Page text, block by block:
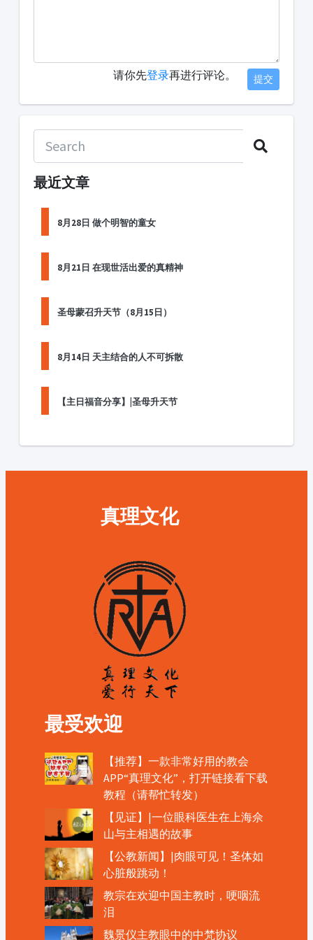
请你先登录再进行评论。 提交
最近文章
8月28日 做个明智的童女
8月21日 在现世活出爱的真精神
圣母蒙召升天节（8月15日）
8月14日 天主结合的人不可拆散
【主日福音分享】|圣母升天节
真理文化
最受欢迎
【推荐】一款非常好用的教会
APP“真理文化”，打开链接看下载
教程（请帮忙转发）
【见证】|一位眼科医生在上海佘
山与主相遇的故事
【公教新闻】|肉眼可见！圣体如
心脏般跳动！
教宗在欢迎中国主教时，哽咽流
泪
魏景仪主教眼中的中梵协议